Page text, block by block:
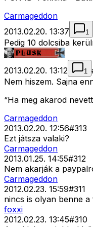
Carmageddon
2013.02.20. 13:37
1
Pedig 10 dolcsiba
2013.02.20. 13:12 1
Nem hiszem. Sajna
“Ha meg akarod
Carmageddon
2013.02.20. 12:56#313
Ezt játsza valaki?
Carmageddon
2013.01.25. 14:55#312
Nem akarják a
Carmageddon
2012.02.23. 15:59#311
nincs is olyan benne a
foxxi
2012.02.23. 13:45#310